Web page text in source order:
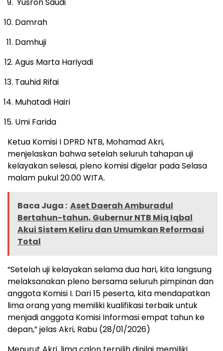
Damrah
Damhuji
Agus Marta Hariyadi
Tauhid Rifai
Muhatadi Hairi
Umi Farida
Ketua Komisi I DPRD NTB, Mohamad Akri,
menjelaskan bahwa setelah seluruh tahapan uji
kelayakan selesai, pleno komisi digelar pada Selasa
malam pukul 20.00 WITA.
Baca Juga : Aset Daerah Amburadul
Bertahun-tahun, Gubernur NTB Miq Iqbal
Akui Sistem Keliru dan Umumkan Reformasi
Total
“Setelah uji kelayakan selama dua hari, kita langsung
melaksanakan pleno bersama seluruh pimpinan dan
anggota Komisi I. Dari 15 peserta, kita mendapatkan
lima orang yang memiliki kualifikasi terbaik untuk
menjadi anggota Komisi Informasi empat tahun ke
depan,” jelas Akri, Rabu (28/01/2026)